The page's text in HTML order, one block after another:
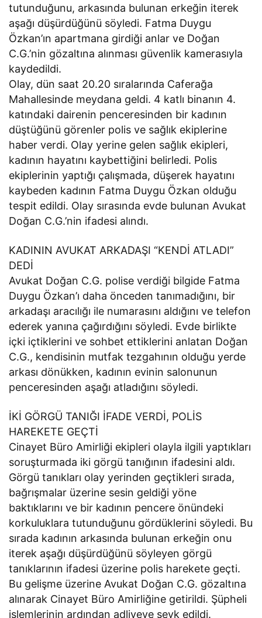
tutunduğunu, arkasında bulunan erkeğin iterek
aşağı düşürdüğünü söyledi. Fatma Duygu
Özkan’ın apartmana girdiği anlar ve Doğan
C.G.’nin gözaltına alınması güvenlik kamerasıyla
kaydedildi.
Olay, dün saat 20.20 sıralarında Caferağa
Mahallesinde meydana geldi. 4 katlı binanın 4.
katındaki dairenin penceresinden bir kadının
düştüğünü görenler polis ve sağlık ekiplerine
haber verdi. Olay yerine gelen sağlık ekipleri,
kadının hayatını kaybettiğini belirledi. Polis
ekiplerinin yaptığı çalışmada, düşerek hayatını
kaybeden kadının Fatma Duygu Özkan olduğu
tespit edildi. Olay sırasında evde bulunan Avukat
Doğan C.G.’nin ifadesi alındı.
KADININ AVUKAT ARKADAŞI “KENDİ ATLADI”
DEDİ
Avukat Doğan C.G. polise verdiği bilgide Fatma
Duygu Özkan’ı daha önceden tanımadığını, bir
arkadaşı aracılığı ile numarasını aldığını ve telefon
ederek yanına çağırdığını söyledi. Evde birlikte
içki içtiklerini ve sohbet ettiklerini anlatan Doğan
C.G., kendisinin mutfak tezgahının olduğu yerde
arkası dönükken, kadının evinin salonunun
penceresinden aşağı atladığını söyledi.
İKİ GÖRGÜ TANIĞI İFADE VERDİ, POLİS
HAREKETE GEÇTİ
Cinayet Büro Amirliği ekipleri olayla ilgili yaptıkları
soruşturmada iki görgü tanığının ifadesini aldı.
Görgü tanıkları olay yerinden geçtikleri sırada,
bağrışmalar üzerine sesin geldiği yöne
baktıklarını ve bir kadının pencere önündeki
korkuluklara tutunduğunu gördüklerini söyledi. Bu
sırada kadının arkasında bulunan erkeğin onu
iterek aşağı düşürdüğünü söyleyen görgü
tanıklarının ifadesi üzerine polis harekete geçti.
Bu gelişme üzerine Avukat Doğan C.G. gözaltına
alınarak Cinayet Büro Amirliğine getirildi. Şüpheli
işlemlerinin ardından adliyeye sevk edildi.